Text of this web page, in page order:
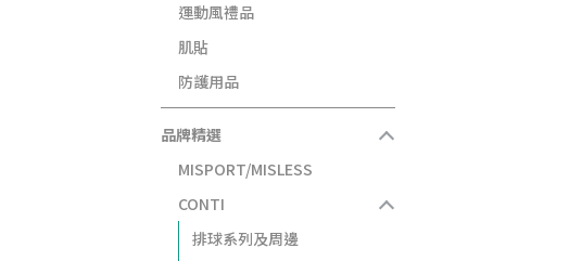
運動風禮品
肌貼
防護用品
品牌精選
MISPORT/MISLESS
CONTI
排球系列及周邊